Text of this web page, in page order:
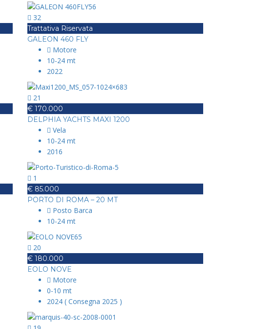
32
Trattativa Riservata
GALEON 460 FLY
Motore
10-24 mt
2022
21
€ 170.000
DELPHIA YACHTS MAXI 1200
Vela
10-24 mt
2016
1
€ 85.000
PORTO DI ROMA – 20 MT
Posto Barca
10-24 mt
20
€ 180.000
EOLO NOVE
Motore
0-10 mt
2024 ( Consegna 2025 )